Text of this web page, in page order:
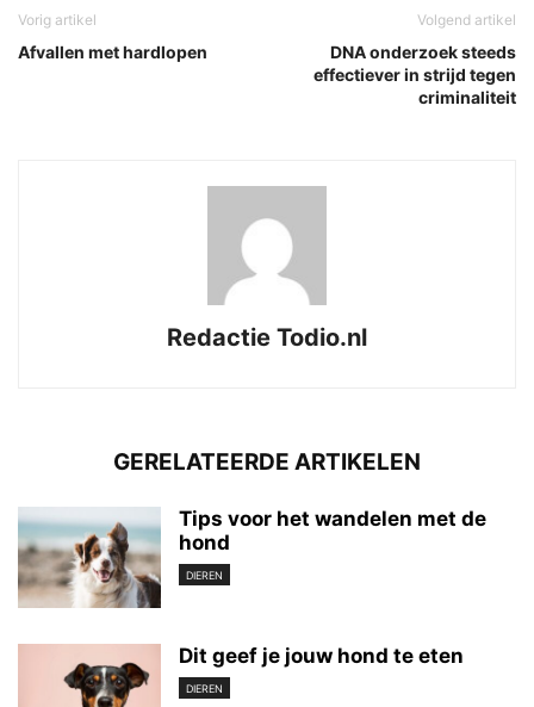
Vorig artikel
Afvallen met hardlopen
Volgend artikel
DNA onderzoek steeds
effectiever in strijd tegen
criminaliteit
Redactie Todio.nl
GERELATEERDE ARTIKELEN
Tips voor het wandelen met de
hond
DIEREN
Dit geef je jouw hond te eten
DIEREN